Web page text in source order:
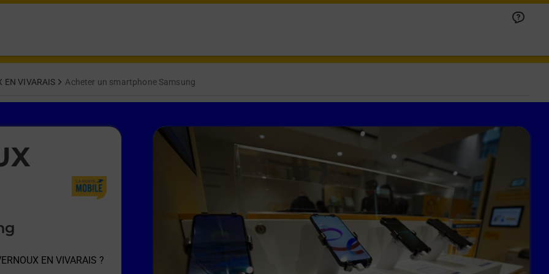
EN VIVARAIS Acheter un smartphone Samsung
EN VIVARAIS ?